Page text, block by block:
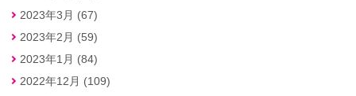
2023年3月 (67)
2023年2月 (59)
2023年1月 (84)
2022年12月 (109)